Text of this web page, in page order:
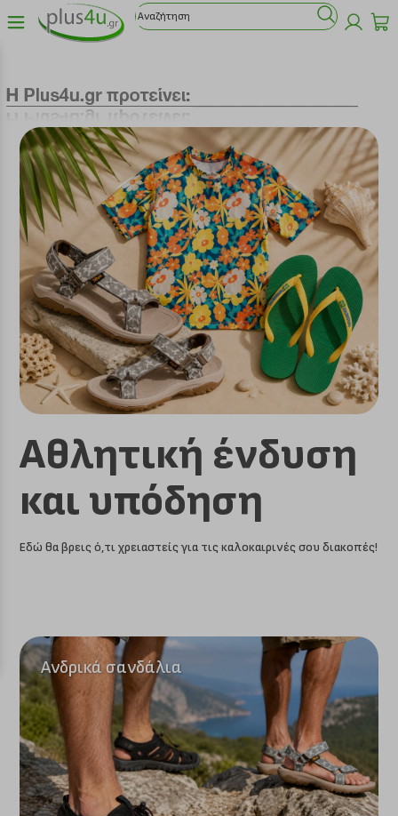
Αθλητική ένδυση
και υπόδηση
Εδώ θα βρεις ό,τι χρειαστείς για τις καλοκαιρινές σου διακοπές!
Ανδρικά σανδάλια